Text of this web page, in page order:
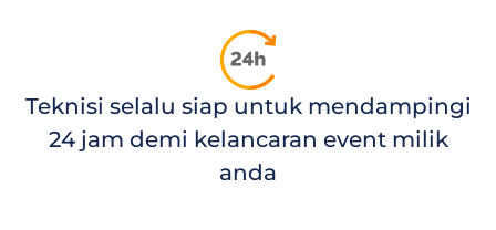
Teknisi selalu siap untuk mendampingi
24 jam demi kelancaran event milik
anda